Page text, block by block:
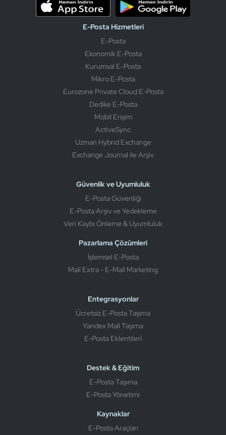
E-Posta Hizmetleri
E-Posta
Ekonomik E-Posta
Kurumsal E-Posta
Mikro E-Posta
Eurozone Private Cloud E-Posta
Dedike E-Posta
Mobil Erişim
ActiveSync
Uzman Hybrid Exchange
Exchange Journal ile Arşiv
Güvenlik ve Uyumluluk
E-Posta Güvenliği
E-Posta Arşiv ve Yedekleme
Veri Kaybı Önleme & Uyumluluk
Pazarlama Çözümleri
İşlemsel E-Posta
Mail Extra - E-Mail Marketing
Entegrasyonlar
Ücretsiz E-Posta Taşıma
Yandex Mail Taşıma
E-Posta Eklentileri
Destek & Eğitim
E-Posta Taşıma
E-Posta Yönetimi
Kaynaklar
E-Posta Araçları